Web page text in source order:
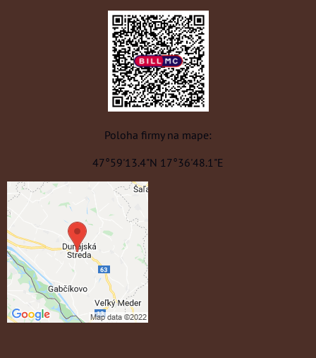
Poloha firmy na mape:
47°59'13.4"N 17°36'48.1"E